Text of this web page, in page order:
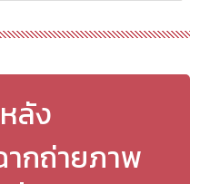
ลัง
ากถ่ายภาพ